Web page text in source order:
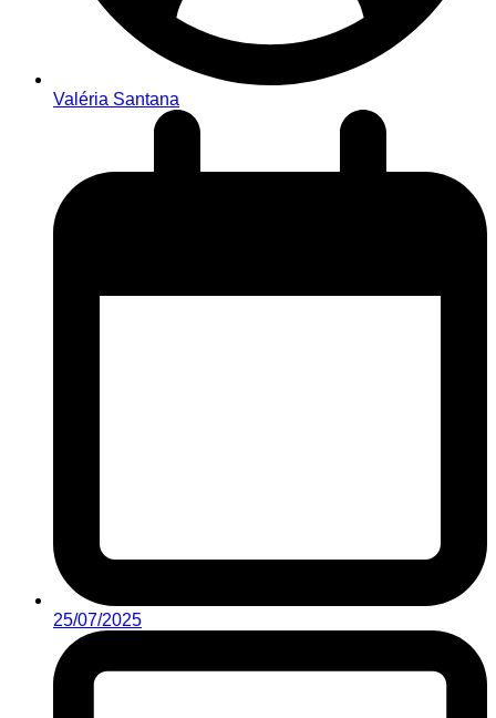
Valéria Santana
25/07/2025